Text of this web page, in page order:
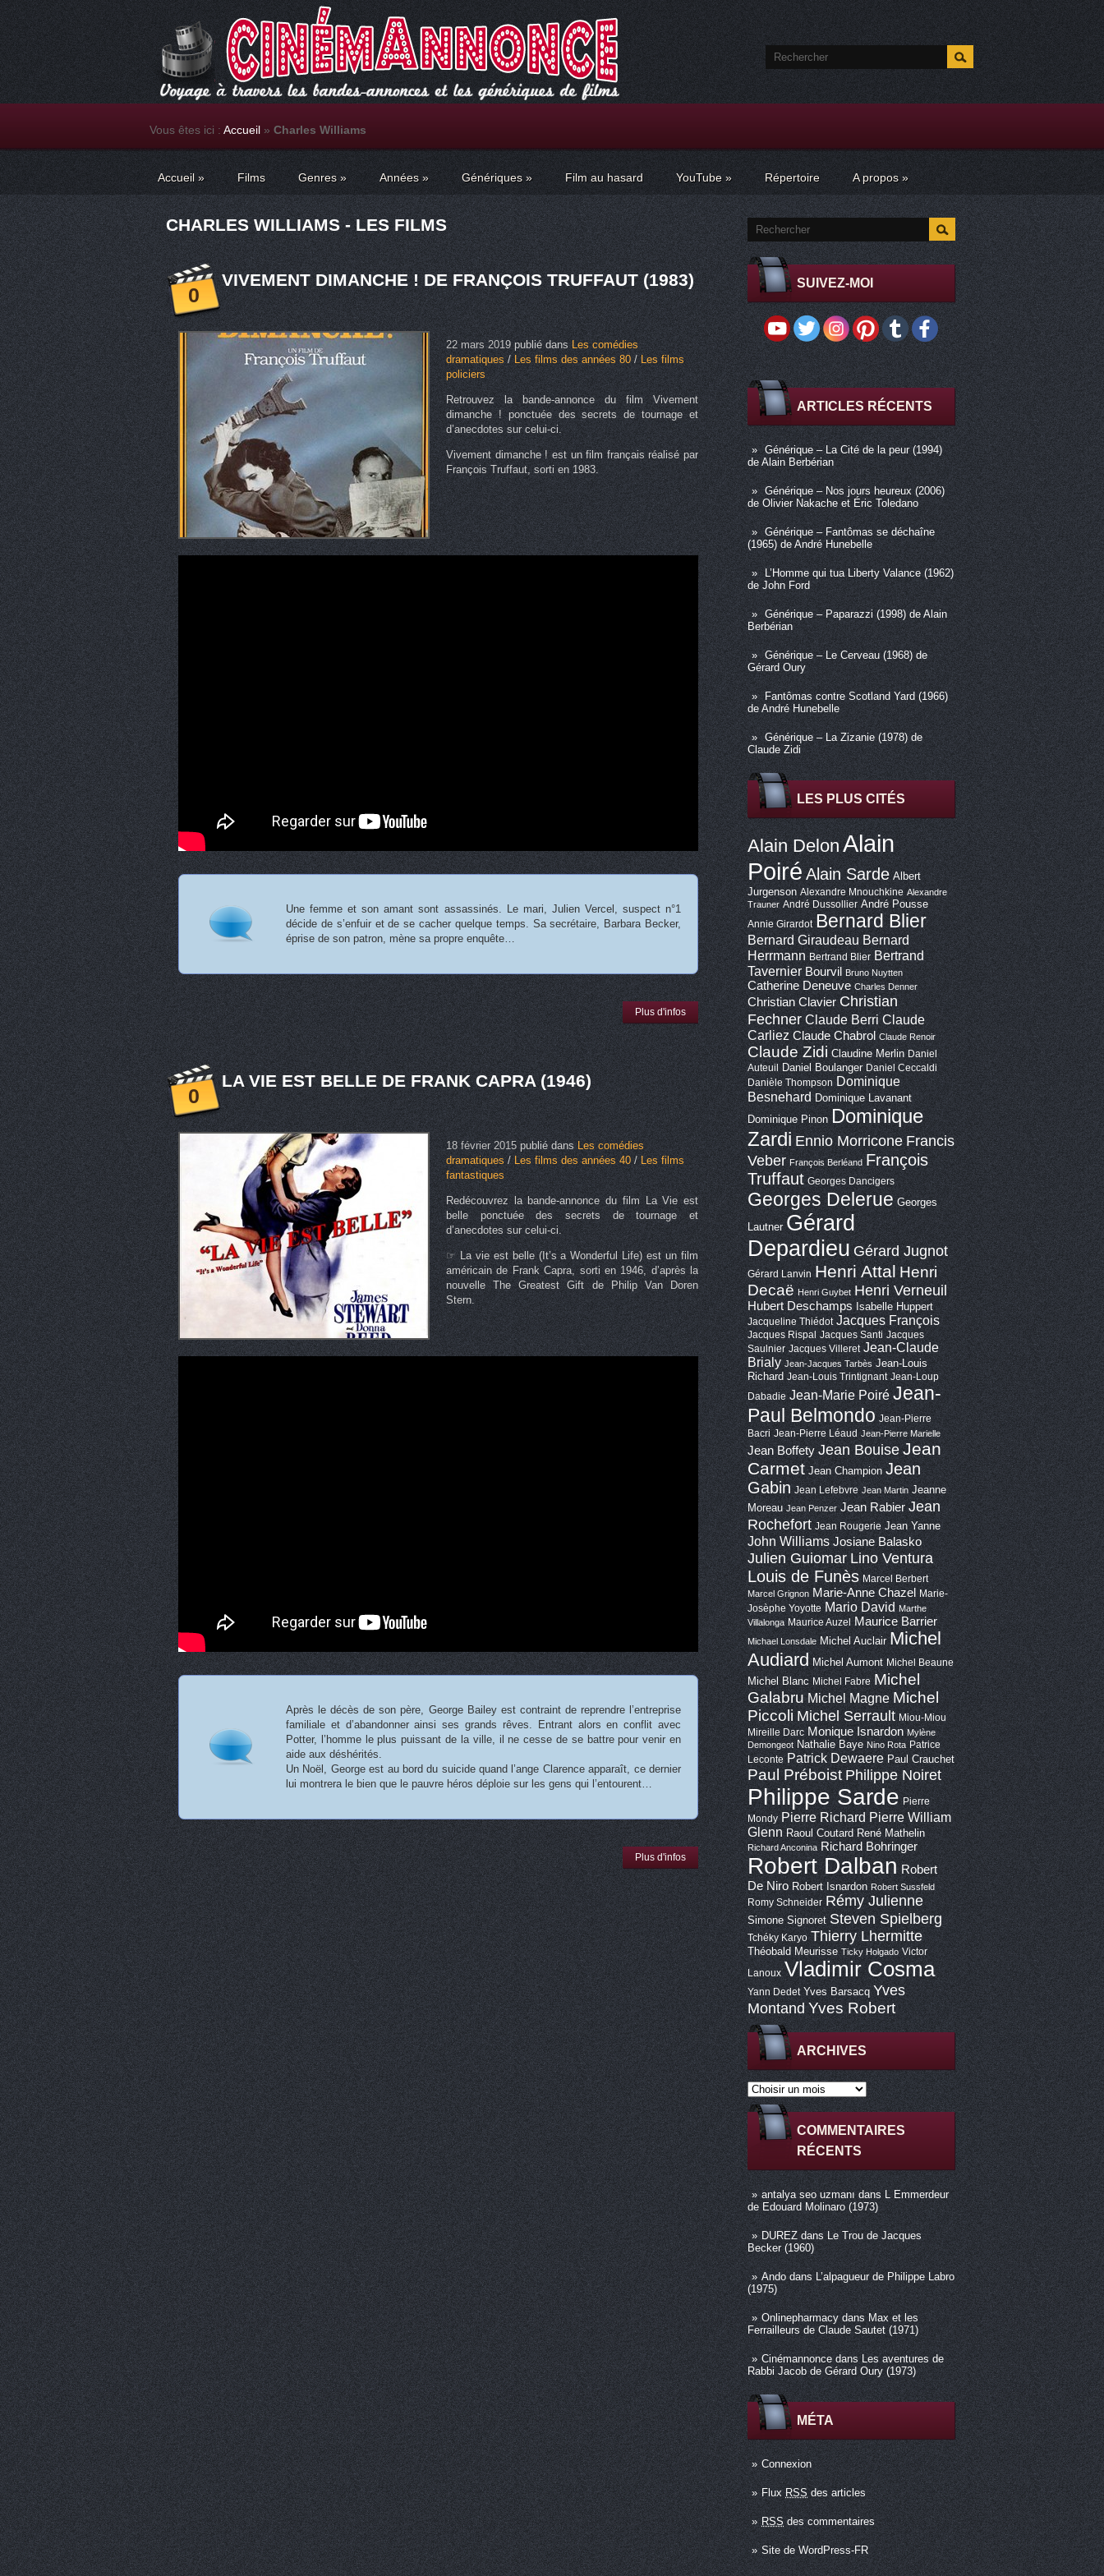
Vous êtes ici : Accueil » Charles Williams
Accueil » Films Genres» Années » Génériques » Film au hasard YouTube » Répertoire A propos »
SUIVEZ-MOI
ARTICLES RÉCENTS
Générique – La Cité de la peur (1994)
de Alain Berbérian
Générique – Nos jours heureux (2006)
de Olivier Nakache et Éric Toledano
Générique – Fantômas se déchaîne
(1965) de André Hunebelle
L’Homme qui tua Liberty Valance (1962)
de John Ford
Générique – Paparazzi (1998) de Alain
Berbérian
Générique – Le Cerveau (1968) de
Gérard Oury
Fantômas contre Scotland Yard (1966)
de André Hunebelle
Générique – La Zizanie (1978) de
Claude Zidi
LES PLUS CITÉS
Alain DelonAlain
Poiré Alain Sarde Albert
Jurgenson Alexandre Mnouchkine Alexandre
Trauner André Dussollier André Pousse
Annie Girardot Bernard Blier
Bernard Giraudeau Bernard
Herrmann Bertrand Blier Bertrand
Tavernier Bourvil Bruno Nuytten
Catherine Deneuve Charles Denner
Christian Clavier Christian
Fechner Claude Berri Claude
Carliez Claude Chabrol Claude Renoir
Claude Zidi Claudine Merlin Daniel
Auteuil
Daniel Boulanger Daniel Ceccaldi
Danièle Thompson Dominique
Besnehard Dominique Lavanant
Dominique Pinon Dominique
Zardi Ennio Morricone Francis
Veber François Berléand François
Truffaut Georges Dancigers
Georges Delerue Georges
Lautner Gérard
Depardieu Gérard Jugnot
Gérard Lanvin Henri Attal Henri
Decaë Henri Guybet Henri Verneuil
Hubert Deschamps Isabelle Huppert
Jacqueline Thiédot Jacques François
Jacques Rispal Jacques Santi Jacques
Saulnier Jacques Villeret Jean-Claude
Brialy Jean-Jacques Tarbès Jean-Louis
Richard Jean-Louis Trintignant Jean-Loup
Dabadie Jean-Marie Poiré Jean-
Paul Belmondo Jean-Pierre
Bacri Jean-Pierre Léaud Jean-Pierre Marielle
Jean Boffety Jean BouiseJean
Carmet Jean Champion Jean
Gabin Jean Lefebvre Jean Martin Jeanne
Moreau Jean Penzer Jean Rabier Jean
Rochefort Jean Rougerie Jean Yanne
John Williams Josiane Balasko
Julien Guiomar Lino Ventura
Louis de Funès Marcel Berbert
Marcel Grignon Marie-Anne Chazel
Marie-
Josèphe Yoyotte Mario David Marthe
Villalonga Maurice Auzel Maurice Barrier
Michael Lonsdale Michel Auclair Michel
Audiard Michel Aumont Michel Beaune
Michel Blanc Michel Fabre Michel
Galabru Michel Magne Michel
Piccoli Michel Serrault Miou-Miou
Mireille Darc Monique Isnardon Mylène
Demongeot Nathalie Baye Nino Rota Patrice
Leconte Patrick Dewaere Paul Crauchet
Paul Préboist Philippe Noiret
Philippe Sarde Pierre
Mondy Pierre Richard Pierre William
Glenn Raoul Coutard René Mathelin
Richard Anconina Richard Bohringer
Robert Dalban Robert
De Niro Robert Isnardon Robert Sussfeld
Romy Schneider Rémy Julienne
Simone Signoret Steven Spielberg
Tchéky Karyo Thierry Lhermitte
Théobald Meurisse Ticky Holgado Victor
Lanoux Vladimir Cosma
Yann Dedet Yves Barsacq Yves
Montand Yves Robert
ARCHIVES
COMMENTAIRES
RÉCENTS
antalya seo uzmanıdans L Emmerdeur
de Edouard Molinaro (1973)
DUREZdans Le Trou de Jacques
Becker (1960)
Andodans L’alpagueur de Philippe Labro
(1975)
Onlinepharmacy dansMax et les
Ferrailleurs de Claude Sautet (1971)
Cinémannonce dansLes aventures de
Rabbi Jacob de Gérard Oury (1973)
MÉTA
Connexion
Flux RSS des articles
RSSdes commentaires
Site de WordPress-FR
CHARLES WILLIAMS - LES FILMS
0
VIVEMENT DIMANCHE ! DE FRANÇOIS TRUFFAUT (1983)
22 mars 2019publié dansLes comédies
dramatiques/Les films des années 80/Les films
policiers
Retrouvez la bande-annonce du film Vivement
dimanche ! ponctuée des secrets de tournage et
d’anecdotes sur celui-ci.
Vivement dimanche ! est un film français réalisé par
François Truffaut, sorti en 1983.
Une femme et son amant sont assassinés. Le mari, Julien Vercel, suspect n°1
décide de s’enfuir et de se cacher quelque temps. Sa secrétaire, Barbara Becker,
éprise de son patron, mène sa propre enquête…
Plus d'infos
0
LA VIE EST BELLE DE FRANK CAPRA (1946)
18 février 2015publié dansLes comédies
dramatiques/ Les films des années 40 / Les films
fantastiques
Redécouvrez la bande-annonce du film La Vie est
belle ponctuée des secrets de tournage et
d’anecdotes sur celui-ci.
☞ La vie est belle (It’s a Wonderful Life) est un film
américain de Frank Capra, sorti en 1946, d’après la
nouvelle The Greatest Gift de Philip Van Doren
Stern.
Après le décès de son père, George Bailey est contraint de reprendre l’entreprise
familiale et d’abandonner ainsi ses grands rêves. Entrant alors en conflit avec
Potter, l’homme le plus puissant de la ville, il ne cesse de se battre pour venir en
aide aux déshérités.
Un Noël, George est au bord du suicide quand l’ange Clarence apparaît, ce dernier
lui montrera le bien que le pauvre héros déploie sur les gens qui l’entourent…
Plus d'infos